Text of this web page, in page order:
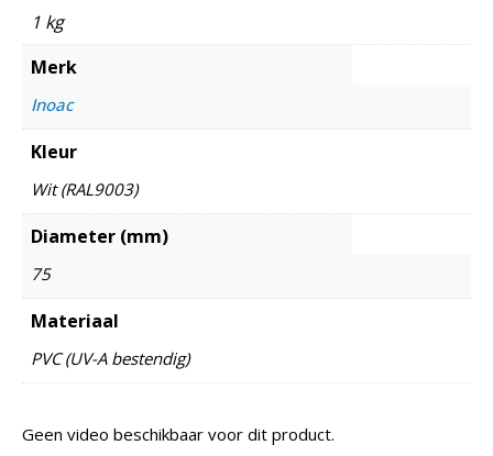
1 kg
Merk
Inoac
Kleur
Wit (RAL9003)
Diameter (mm)
75
Materiaal
PVC (UV-A bestendig)
Geen video beschikbaar voor dit product.